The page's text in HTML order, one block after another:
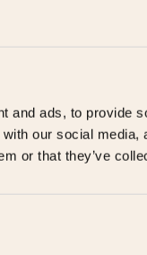
and ads, to provide
our social
or that they’ve